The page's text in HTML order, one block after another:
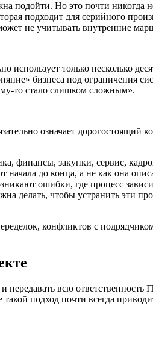
подойти. Но это почти
подходит для серийного
не учитывать внутренние
только несколько
бизнеса под ограничения
то стало слишком сложным».
означает дорогостоящий
финансы, закупки, сервис,
начала до конца, а не как она
ошибки, где процесс
делать, чтобы устранить эти
конфликтов с
всю
подход почти всегда